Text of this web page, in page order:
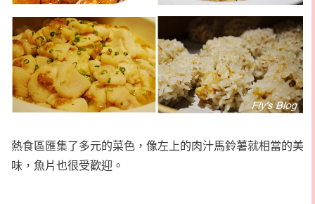
熱食區匯集了多元的菜色，像左上的肉汁馬鈴薯就相當的美
味，魚片也很受歡迎。